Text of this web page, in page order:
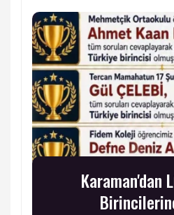
Karaman'dan